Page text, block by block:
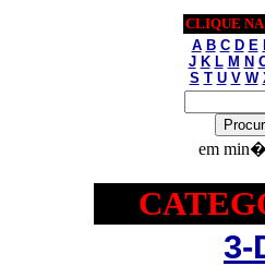
CLIQUE
A B C D E
J K L M N
S T U V W
em
3-